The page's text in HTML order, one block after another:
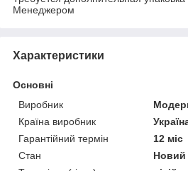
Менеджером
Характеристики
Основні
Виробник
Країна виробник
Гарантійний термін
12 міс
Стан
Новий